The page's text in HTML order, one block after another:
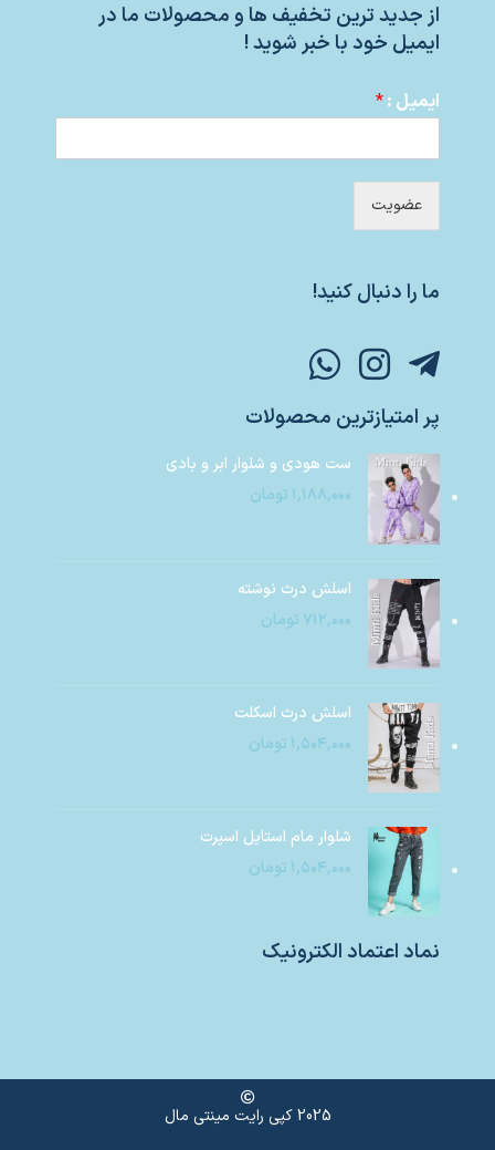
از جدید ترین تخفیف ها و محصولات ما در
ایمیل خود با خبر شوید !
ایمیل :*
عضویت
ما را دنبال کنید!
پر امتیازترین محصولات
ست هودی و شلوار ابر و بادی
۱,۱۸۸,۰۰۰ تومان
اسلش درث نوشته
۷۱۲,۰۰۰ تومان
اسلش درث اسکلت
۱,۵۰۴,۰۰۰ تومان
شلوار مام استایل اسپرت
۱,۵۰۴,۰۰۰ تومان
نماد اعتماد الکترونیک
2025 کپی رایت مینتی مال